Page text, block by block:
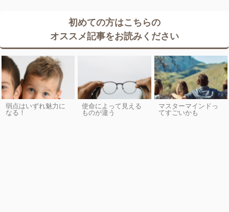
初めての方はこちらの
オススメ記事をお読みください
弱点はいずれ魅力に
なる！
使命によって見える
ものが違う
マスターマインドっ
てすごいかも